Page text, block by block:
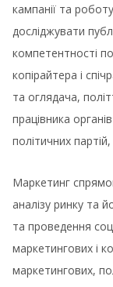
кампанії та
досліджувати
компетентності
копірайтера і
та оглядача,
працівника
політичних
Маркетинг
аналізу ринку та
та проведення
маркетингових і
маркетингових,